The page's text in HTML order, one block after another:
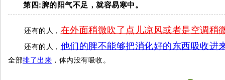
第四:脾的阳气不足，就容易寒中。
还有的人， 在外面稍微吹了点儿凉风或者是空调稍
还有的人， 他们的脾不能够把消化好的东西吸收进
全部排了出来 ，体内没有吸收。